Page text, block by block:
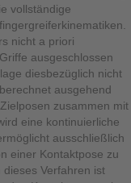
vollständige
nicht a priori
ausgeschlossen
diesbezüglich nicht
ausgehend
zusammen mit
eine kontinuierliche
ausschließlich
einer Kontaktpose zu
Verfahren ist